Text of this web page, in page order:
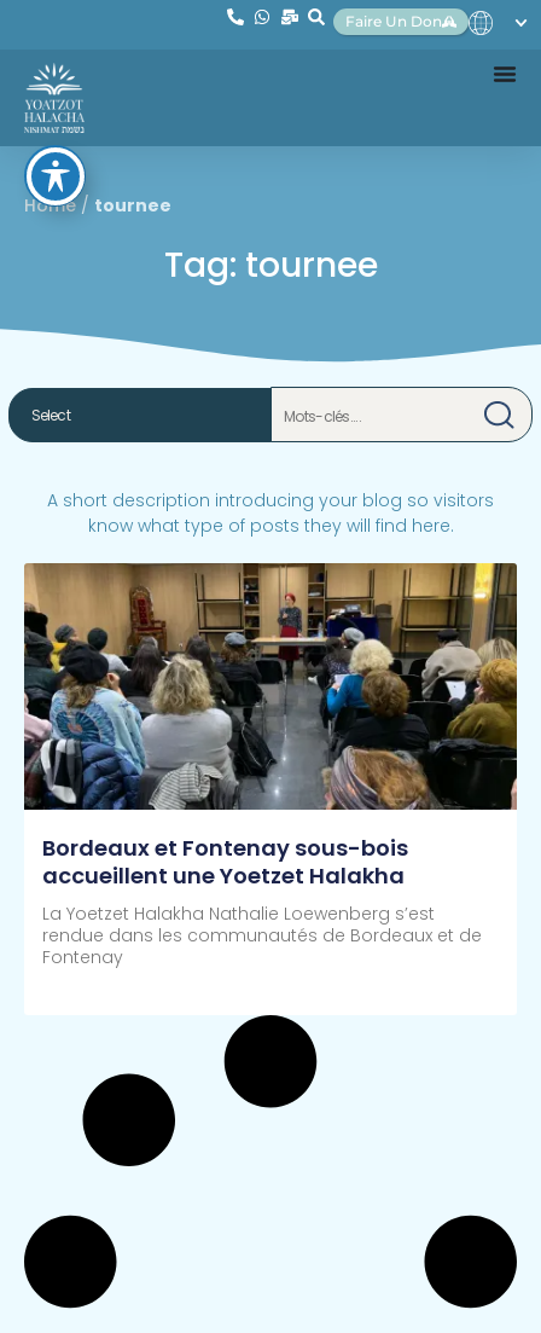
Faire Un Don
Home/ tournee
Tag: tournee
A short description introducing your blog so visitors
know what type of posts they will find here.
Bordeaux et Fontenay sous-bois
accueillent une Yoetzet Halakha
La Yoetzet Halakha Nathalie Loewenberg s’est
rendue dans les communautés de Bordeaux et de
Fontenay